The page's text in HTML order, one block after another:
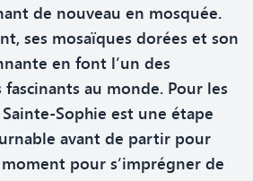
de nouveau en mosquée.
ses mosaïques dorées et son
en font l’un des
au monde. Pour les
Sophie est une étape
avant de partir pour
pour s’imprégner de